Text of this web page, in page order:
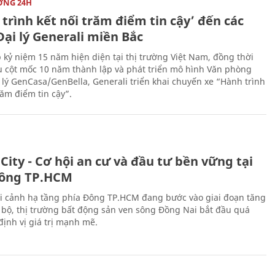
trình kết nối trăm điểm tin cậy’ đến các
lý Generali miền Bắc
kỷ niệm 15 năm hiện diện tại thị trường Việt Nam, đồng thời
cột mốc 10 năm thành lập và phát triển mô hình Văn phòng
GenCasa/GenBella, Generali triển khai chuyến xe “Hành trình
điểm tin cậy”.
- Cơ hội an cư và đầu tư bền vững tại
TP.HCM
cảnh hạ tầng phía Đông TP.HCM đang bước vào giai đoạn tăng
thị trường bất động sản ven sông Đồng Nai bắt đầu quá
vị giá trị mạnh mẽ.